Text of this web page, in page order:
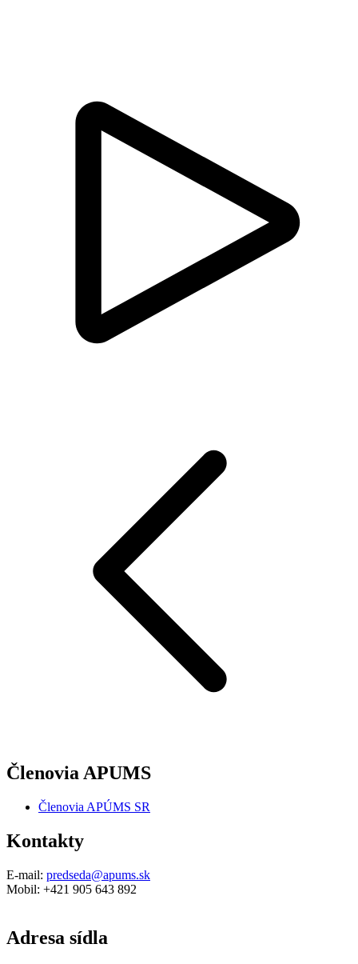
Členovia APUMS
Členovia APÚMS SR
Kontakty
E-mail: predseda@apums.sk
Mobil: +421 905 643 892
Adresa sídla